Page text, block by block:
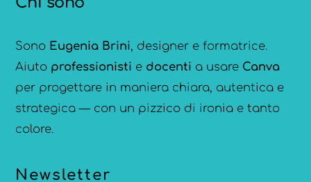
Sono Eugenia Brini, designer e formatrice.
Aiuto professionisti e docenti a usare Canva
per progettare in maniera chiara, autentica e
strategica — con un pizzico di ironia e tanto
colore.
Newsletter